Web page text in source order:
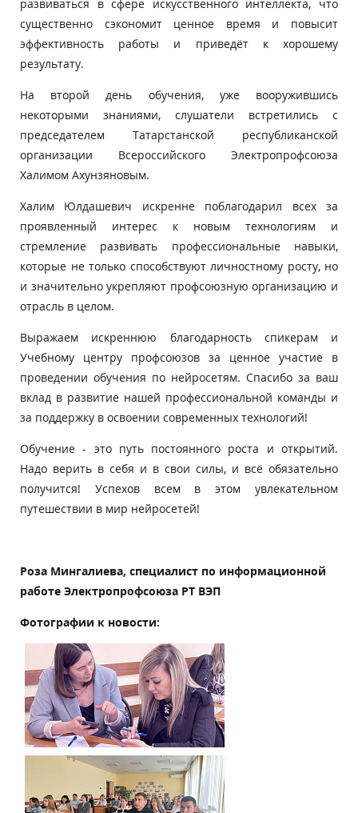
развиваться в сфере искусственного интеллекта, что
существенно сэкономит ценное время и повысит
эффективность работы и приведёт к хорошему
результату.
На второй день обучения, уже вооружившись
некоторыми знаниями, слушатели встретились с
председателем Татарстанской республиканской
организации Всероссийского Электропрофсоюза
Халимом Ахунзяновым.
Халим Юлдашевич искренне поблагодарил всех за
проявленный интерес к новым технологиям и
стремление развивать профессиональные навыки,
которые не только способствуют личностному росту, но
и значительно укрепляют профсоюзную организацию и
отрасль в целом.
Выражаем искреннюю благодарность спикерам и
Учебному центру профсоюзов за ценное участие в
проведении обучения по нейросетям. Спасибо за ваш
вклад в развитие нашей профессиональной команды и
за поддержку в освоении современных технологий!
Обучение - это путь постоянного роста и открытий.
Надо верить в себя и в свои силы, и всё обязательно
получится! Успехов всем в этом увлекательном
путешествии в мир нейросетей!
Роза Мингалиева, специалист по информационной
работе Электропрофсоюза РТ ВЭП
Фотографии к новости: